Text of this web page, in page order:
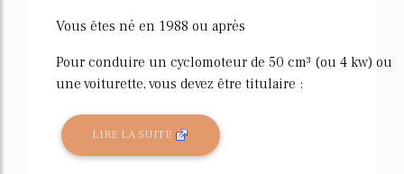
Vous êtes né en 1988 ou après
Pour conduire un cyclomoteur de 50 cm³ (ou 4 kw) ou
une voiturette, vous devez être titulaire :
LIRE LA SUITE